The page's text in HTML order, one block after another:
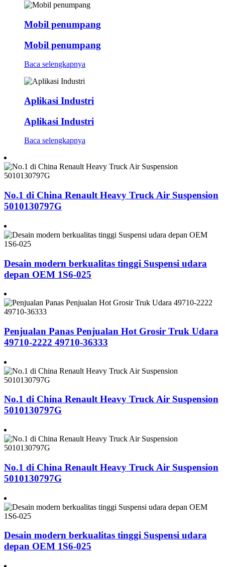
Mobil penumpang
Mobil penumpang
Baca selengkapnya
Aplikasi Industri
Aplikasi Industri
Baca selengkapnya
No.1 di China Renault Heavy Truck Air Suspension
5010130797G
Desain modern berkualitas tinggi Suspensi udara
depan OEM 1S6-025
Penjualan Panas Penjualan Hot Grosir Truk Udara
49710-2222 49710-36333
No.1 di China Renault Heavy Truck Air Suspension
5010130797G
No.1 di China Renault Heavy Truck Air Suspension
5010130797G
Desain modern berkualitas tinggi Suspensi udara
depan OEM 1S6-025